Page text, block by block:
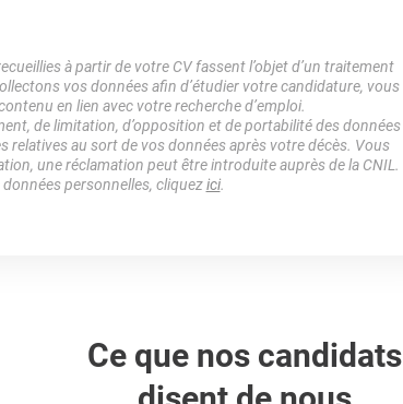
à partir de votre CV fassent l’objet d’un traitement
vos données afin d’étudier votre candidature, vous
en lien avec votre recherche d’emploi.
de limitation, d’opposition et de portabilité des données
au sort de vos données après votre décès. Vous
une réclamation peut être introduite auprès de la CNIL.
personnelles, cliquezici.
Ce que nos candidats